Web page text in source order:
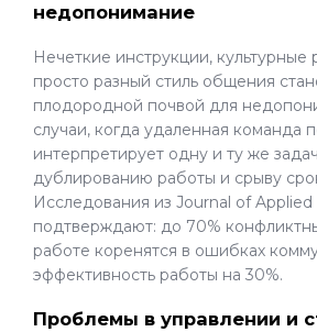
недопонимание
Нечеткие инструкции, культурные
просто разный стиль общения
плодородной почвой для
случаи, когда удаленная команда
интерпретирует одну и ту же
дублированию работы и срыву
Исследования из Journal of
подтверждают: до 70%
работе коренятся в ошибках
эффективность работы на 30%.
Проблемы в управлении и